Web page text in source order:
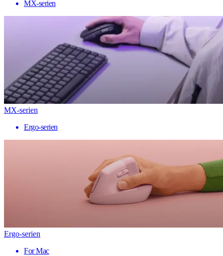
MX-serien
MX-serien
Ergo-serien
Ergo-serien
For Mac